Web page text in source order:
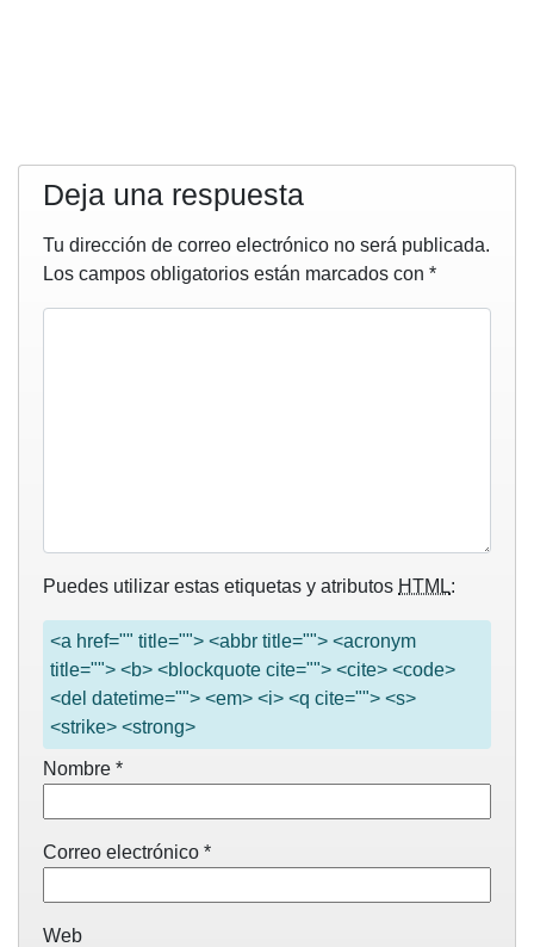
Deja una respuesta
Tu dirección de correo electrónico no será publicada.
Los campos obligatorios están marcados con *
Puedes utilizar estas etiquetas y atributos HTML:
<a href="" title=""> <abbr title=""> <acronym
title=""> <b> <blockquote cite=""> <cite> <code>
<del datetime=""> <em> <i> <q cite=""> <s>
<strike> <strong>
Nombre *
Correo electrónico *
Web